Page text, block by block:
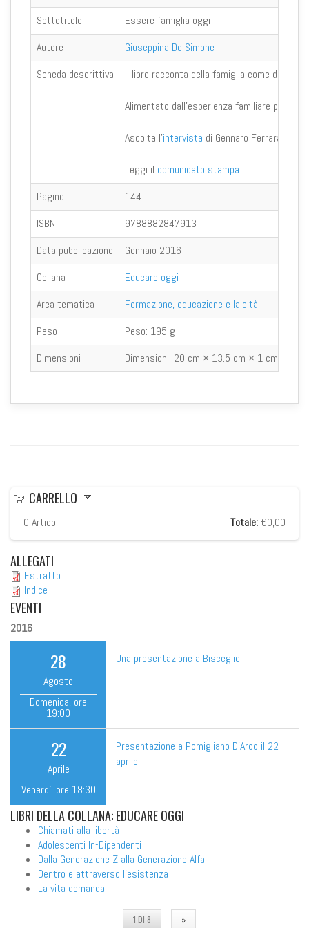
Sottotitolo
Essere famiglia oggi
Autore
Giuseppina De Simone
Scheda descrittiva
Il libro racconta della famiglia come di un
Alimentato dall'esperienza familiare
Ascolta l'intervista di Gennaro Ferrara
Leggi il comunicato stampa
Pagine
144
ISBN
9788882847913
Data pubblicazione
Gennaio 2016
Collana
Educare oggi
Area tematica
Formazione, educazione e laicità
Peso
Peso: 195 g
Dimensioni
Dimensioni: 20 cm × 13.5 cm × 1 cm
CARRELLO
0 Articoli Totale: €0,00
ALLEGATI
Estratto
Indice
EVENTI
2016
28
Agosto
Domenica, ore
19:00
Una presentazione a Bisceglie
22
Aprile
Venerdì, ore 18:30
Presentazione a Pomigliano D'Arco il 22
aprile
LIBRI DELLA COLLANA: EDUCARE OGGI
Chiamati alla libertà
Adolescenti In-Dipendenti
Dalla Generazione Z alla Generazione Alfa
Dentro e attraverso l'esistenza
La vita domanda
1 DI 8 »